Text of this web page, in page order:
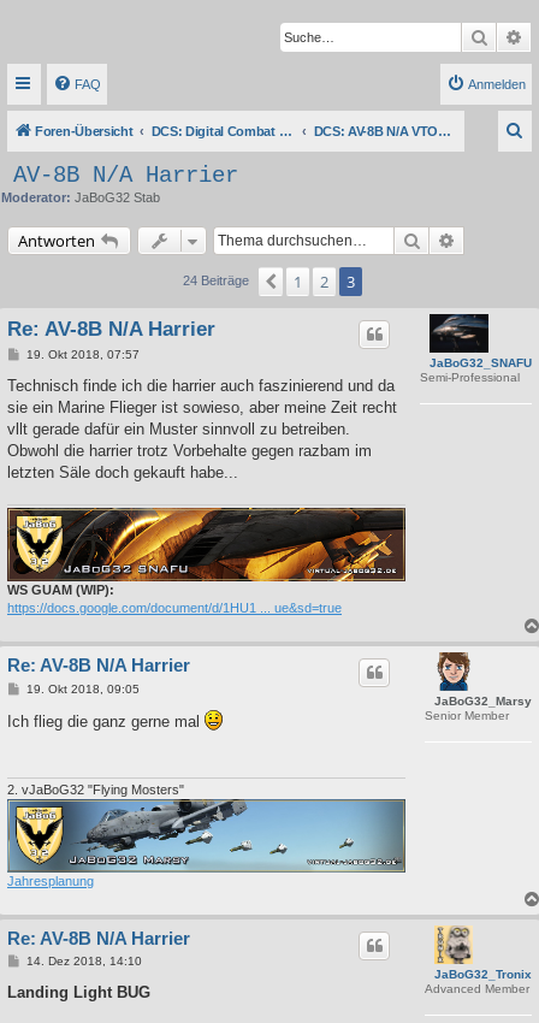
Suche
FAQ Anmelden
Foren-Übersicht DCS: Digital Combat Simulator Series DCS: AV-8B N/A VTOL Harrier II
AV-8B N/A Harrier
Moderator: JaBoG32 Stab
Antworten Suche
24 Beiträge Vorherige
1 2 3
JaBoG32_SNAFU
Semi-Professional
Re: AV-8B N/A Harrier
B
i
r
a
19. Okt 2018, 07:57
Technisch finde ich die harrier auch faszinierend und da
sie ein Marine Flieger ist sowieso, aber meine Zeit recht
vllt gerade dafür ein Muster sinnvoll zu betreiben.
Obwohl die harrier trotz Vorbehalte gegen razbam im
letzten Säle doch gekauft habe...
WS GUAM (WIP):
https://docs.google.com/document/d/1HU1 ... ue&sd=true
JaBoG32_Marsy
Senior Member
Re: AV-8B N/A Harrier
B
i
t
19. Okt 2018, 09:05
Ich flieg die ganz gerne mal
2. vJaBoG32 "Flying Mosters"
Jahresplanung
JaBoG32_Tronix
Advanced Member
Re: AV-8B N/A Harrier
B
i
14. Dez 2018, 14:10
Landing Light BUG